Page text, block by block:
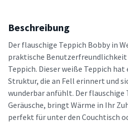
Beschreibung
Der flauschige Teppich Bobby in
praktische
Teppich. Dieser weiße Teppich
Struktur, die an Fell erinnert und
wunderbar anfühlt. Der flauschige
Geräusche, bringt Wärme in Ihr
perfekt für unter den Couchtisch